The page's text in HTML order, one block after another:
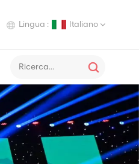
Lingua : Italiano
Deutsch
Italiano
Русский